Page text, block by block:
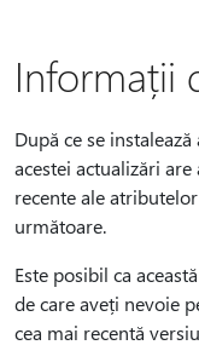
Informații
După ce se
acestei actualizări
recente ale
următoare.
Este posibil ca
de care aveți nevoie
cea mai recentă